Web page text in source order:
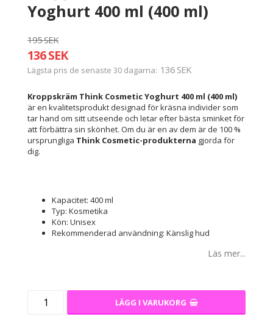
Yoghurt 400 ml (400 ml)
195 SEK
136 SEK
Lägsta pris de senaste 30 dagarna 136 SEK
Kroppskräm Think Cosmetic Yoghurt 400 ml (400 ml)
är en kvalitetsprodukt designad för kräsna individer som
tar hand om sitt utseende och letar efter bästa sminket för
att förbättra sin skönhet. Om du är en av dem är de 100 %
ursprungliga Think Cosmetic-produkterna gjorda för
dig.
Kapacitet: 400 ml
Typ: Kosmetika
Kön: Unisex
Rekommenderad användning: Känslig hud
Läs mer...
LÄGG I VARUKORG